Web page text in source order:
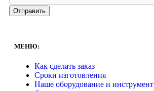
Отправить
МЕНЮ:
Как сделать заказ
Сроки изготовления
Наше оборудование и инструмент